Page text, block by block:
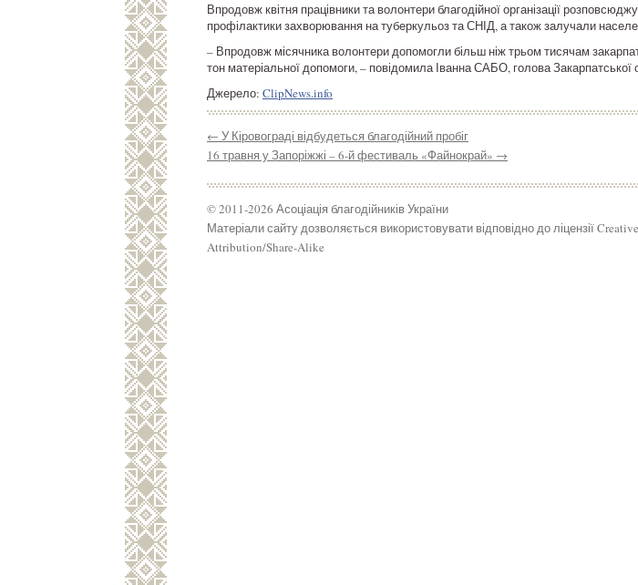
Впродовж квітня працівники та волонтери благодійної організації
профілактики захворювання на туберкульоз та СНІД, а також залучали
– Впродовж місячника волонтери допомогли більш ніж трьом тисячам
тон матеріальної допомоги, – повідомила Іванна САБО, голова Закарпатської
Джерело: ClipNews.info
← У Кіровограді відбудеться благодійний пробіг
16 травня у Запоріжжі – 6-й фестиваль «Файнокрай» →
© 2011-2026 Асоціація благодійників України
Матеріали сайту дозволяється використовувати відповідно до ліцензії
Attribution/Share-Alike